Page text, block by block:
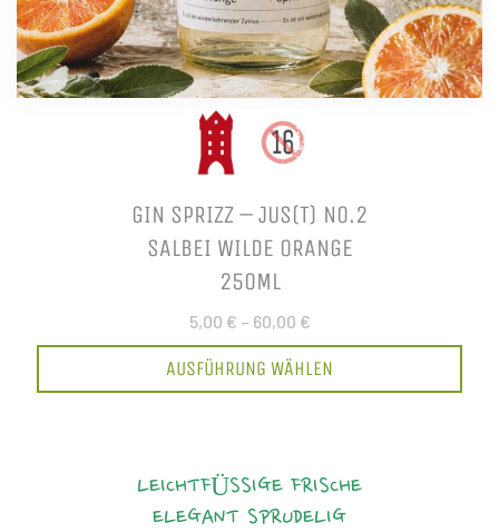
GIN SPRIZZ – JUS(T) NO.2
SALBEI WILDE ORANGE
250ML
5,00 € – 60,00 €
AUSFÜHRUNG WÄHLEN
LEICHTFÜSSIGE FRISCHE
ELEGANT SPRUDELIG